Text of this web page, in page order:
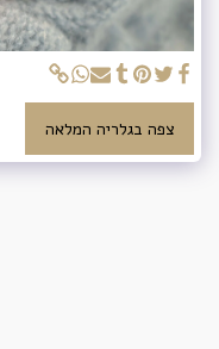
צפה בגלריה המלאה